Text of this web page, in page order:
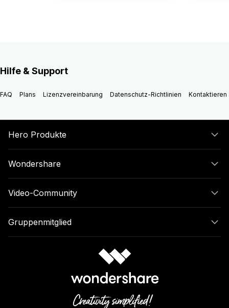
Hilfe & Support
FAQ Plans Lizenzvereinbarung Datenschutz-Richtlinien Kontaktieren
Hero Produkte
Wondershare
Video-Community
Gruppenmitglied